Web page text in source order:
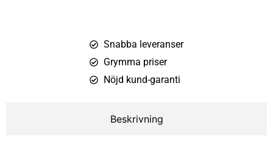
Snabba leveranser
Grymma priser
Nöjd kund-garanti
Beskrivning